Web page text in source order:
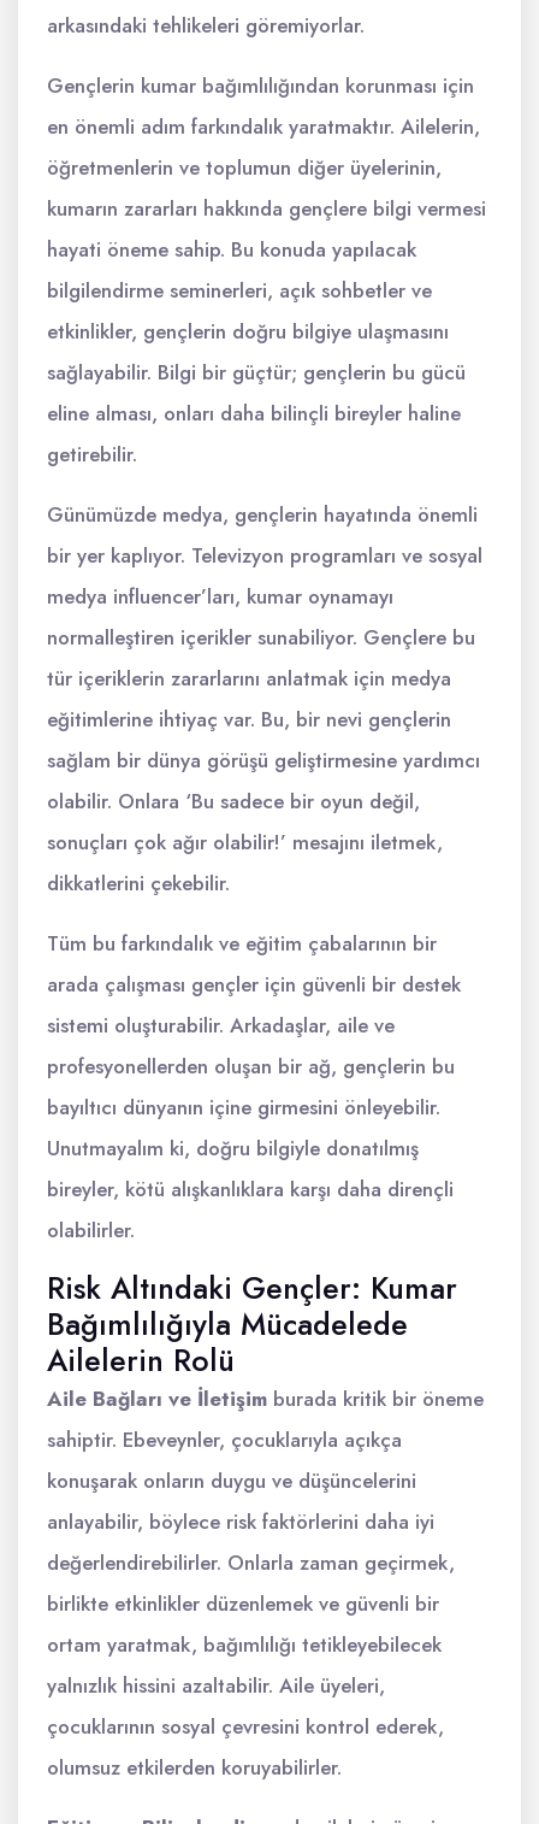
arkasındaki tehlikeleri göremiyorlar.
Gençlerin kumar bağımlılığından korunması için
en önemli adım farkındalık yaratmaktır. Ailelerin,
öğretmenlerin ve toplumun diğer üyelerinin,
kumarın zararları hakkında gençlere bilgi vermesi
hayati öneme sahip. Bu konuda yapılacak
bilgilendirme seminerleri, açık sohbetler ve
etkinlikler, gençlerin doğru bilgiye ulaşmasını
sağlayabilir. Bilgi bir güçtür; gençlerin bu gücü
eline alması, onları daha bilinçli bireyler haline
getirebilir.
Günümüzde medya, gençlerin hayatında önemli
bir yer kaplıyor. Televizyon programları ve sosyal
medya influencer’ları, kumar oynamayı
normalleştiren içerikler sunabiliyor. Gençlere bu
tür içeriklerin zararlarını anlatmak için medya
eğitimlerine ihtiyaç var. Bu, bir nevi gençlerin
sağlam bir dünya görüşü geliştirmesine yardımcı
olabilir. Onlara ‘Bu sadece bir oyun değil,
sonuçları çok ağır olabilir!’ mesajını iletmek,
dikkatlerini çekebilir.
Tüm bu farkındalık ve eğitim çabalarının bir
arada çalışması gençler için güvenli bir destek
sistemi oluşturabilir. Arkadaşlar, aile ve
profesyonellerden oluşan bir ağ, gençlerin bu
bayıltıcı dünyanın içine girmesini önleyebilir.
Unutmayalım ki, doğru bilgiyle donatılmış
bireyler, kötü alışkanlıklara karşı daha dirençli
olabilirler.
Risk Altındaki Gençler: Kumar
Bağımlılığıyla Mücadelede
Ailelerin Rolü
Aile Bağları ve İletişim burada kritik bir öneme
sahiptir. Ebeveynler, çocuklarıyla açıkça
konuşarak onların duygu ve düşüncelerini
anlayabilir, böylece risk faktörlerini daha iyi
değerlendirebilirler. Onlarla zaman geçirmek,
birlikte etkinlikler düzenlemek ve güvenli bir
ortam yaratmak, bağımlılığı tetikleyebilecek
yalnızlık hissini azaltabilir. Aile üyeleri,
çocuklarının sosyal çevresini kontrol ederek,
olumsuz etkilerden koruyabilirler.